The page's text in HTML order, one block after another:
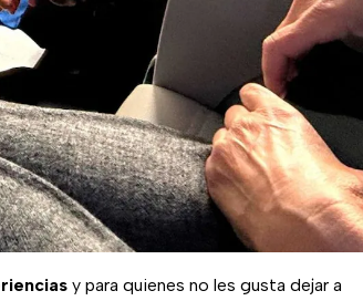
y para quienes no les gusta dejar a